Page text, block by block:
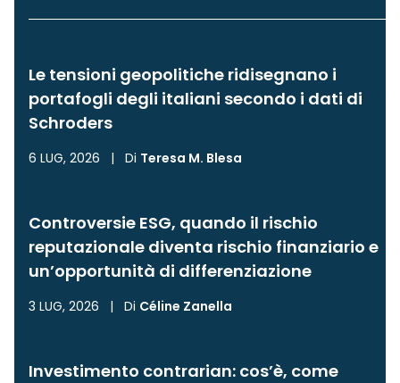
Le tensioni geopolitiche ridisegnano i
portafogli degli italiani secondo i dati di
Schroders
6 LUG, 2026 | Di Teresa M. Blesa
Controversie ESG, quando il rischio
reputazionale diventa rischio finanziario e
un’opportunità di differenziazione
3 LUG, 2026 | Di Céline Zanella
Investimento contrarian: cos’è, come